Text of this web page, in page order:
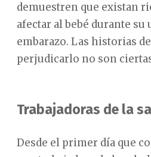
demuestren que existan
afectar al bebé durante su
embarazo. Las historias
perjudicarlo no son
Trabajadoras de la
Desde el primer día que